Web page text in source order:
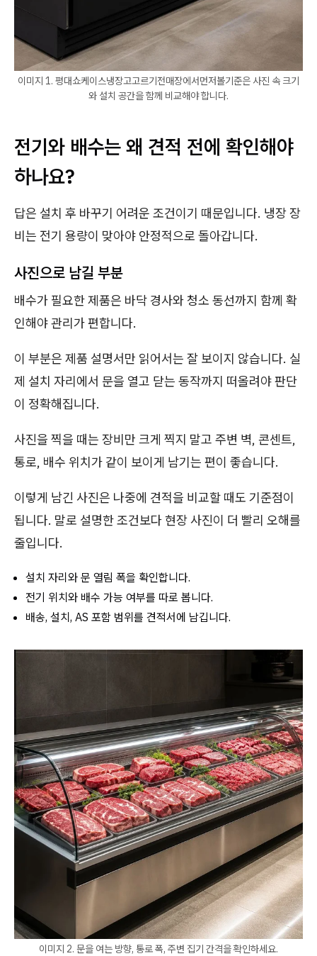
이미지 1. 평대쇼케이스냉장고고르기전매장에서먼저볼기준은 사진 속 크기
와 설치 공간을 함께 비교해야 합니다.
전기와 배수는 왜 견적 전에 확인해야
하나요?
답은 설치 후 바꾸기 어려운 조건이기 때문입니다. 냉장 장
비는 전기 용량이 맞아야 안정적으로 돌아갑니다.
사진으로 남길 부분
배수가 필요한 제품은 바닥 경사와 청소 동선까지 함께 확
인해야 관리가 편합니다.
이 부분은 제품 설명서만 읽어서는 잘 보이지 않습니다. 실
제 설치 자리에서 문을 열고 닫는 동작까지 떠올려야 판단
이 정확해집니다.
사진을 찍을 때는 장비만 크게 찍지 말고 주변 벽, 콘센트,
통로, 배수 위치가 같이 보이게 남기는 편이 좋습니다.
이렇게 남긴 사진은 나중에 견적을 비교할 때도 기준점이
됩니다. 말로 설명한 조건보다 현장 사진이 더 빨리 오해를
줄입니다.
설치 자리와 문 열림 폭을 확인합니다.
전기 위치와 배수 가능 여부를 따로 봅니다.
배송, 설치, AS 포함 범위를 견적서에 남깁니다.
이미지 2. 문을 여는 방향, 통로 폭, 주변 집기 간격을 확인하세요.